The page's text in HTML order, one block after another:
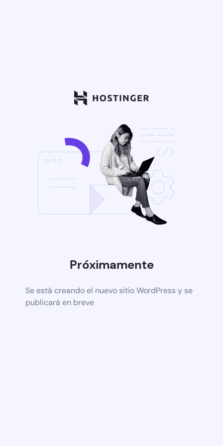
Próximamente
Se está creando el nuevo sitio WordPress y se
publicará en breve